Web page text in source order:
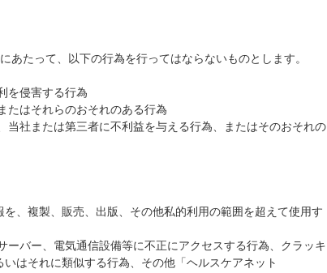
たって、以下の行為を行ってはならないものとします。
を侵害する行為
たはそれらのおそれのある行為
社または第三者に不利益を与える行為、またはそのおそれの
、複製、販売、出版、その他私的利用の範囲を超えて使用す
バー、電気通信設備等に不正にアクセスする行為、クラッキ
はそれに類似する行為、その他「ヘルスケアネット